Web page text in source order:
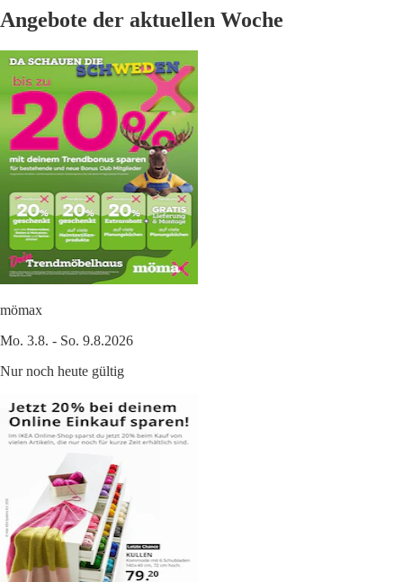
Angebote der aktuellen Woche
mömax
Mo. 3.8. - So. 9.8.2026
Nur noch heute gültig